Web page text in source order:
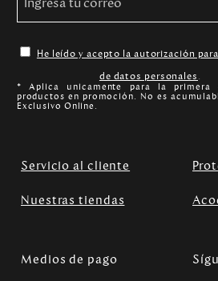
He leído y acepto la autorización
de datos personales.
* Aplica unicamente para la primera
productos en promoción. No es
Exclusivo Online.
Servicio al cliente
Nuestras tiendas
Medios de pago